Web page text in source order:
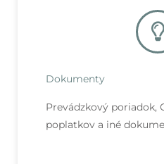
Dokumenty
Prevádzkový poriadok,
poplatkov a iné